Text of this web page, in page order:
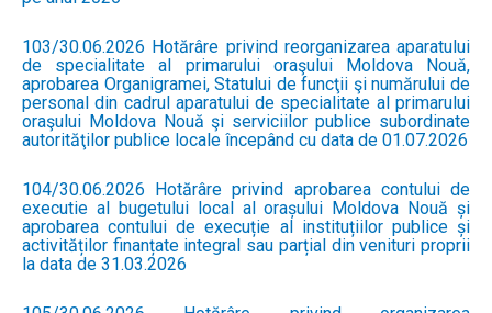
103/30.06.2026 Hotărâre privind reorganizarea aparatului
de specialitate al primarului oraşului Moldova Nouă,
aprobarea Organigramei, Statului de funcţii şi numărului de
personal din cadrul aparatului de specialitate al primarului
oraşului Moldova Nouă şi serviciilor publice subordinate
autorităţilor publice locale începând cu data de 01.07.2026
104/30.06.2026 Hotărâre privind aprobarea contului de
executie al bugetului local al orașului Moldova Nouă și
aprobarea contului de execuție al instituțiilor publice și
activităților finanțate integral sau parțial din venituri proprii
la data de 31.03.2026